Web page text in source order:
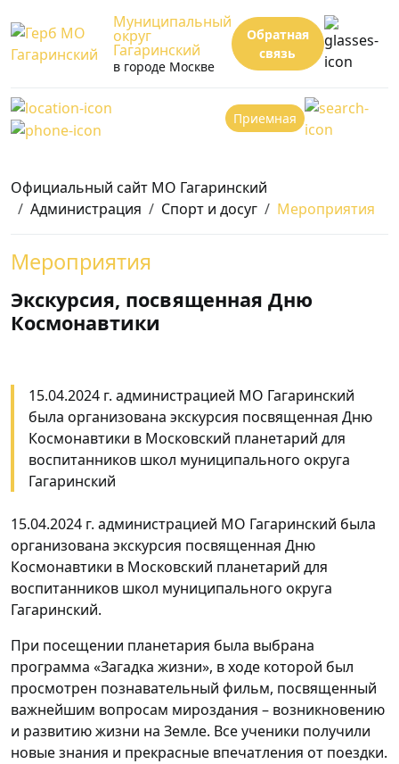
Муниципальный
округ
Гагаринский
в городе Москве
Обратная
связь
Приемная
Официальный сайт МО Гагаринский
Администрация
Спорт и досуг Мероприятия
Мероприятия
Экскурсия, посвященная Дню
Космонавтики
15.04.2024 г. администрацией МО Гагаринский
была организована экскурсия посвященная Дню
Космонавтики в Московский планетарий для
воспитанников школ муниципального округа
Гагаринский
15.04.2024 г. администрацией МО Гагаринский была
организована экскурсия посвященная Дню
Космонавтики в Московский планетарий для
воспитанников школ муниципального округа
Гагаринский.
При посещении планетария была выбрана
программа «Загадка жизни», в ходе которой был
просмотрен познавательный фильм, посвященный
важнейшим вопросам мироздания – возникновению
и развитию жизни на Земле. Все ученики получили
новые знания и прекрасные впечатления от поездки.